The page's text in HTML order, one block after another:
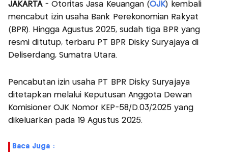
JAKARTA- Otoritas Jasa Keuangan (OJK) kembali
mencabut izin usaha Bank Perekonomian Rakyat
(BPR). Hingga Agustus 2025, sudah tiga BPR yang
resmi ditutup, terbaru PT BPR Disky Suryajaya di
Deliserdang, Sumatra Utara.
Pencabutan izin usaha PT BPR Disky Suryajaya
ditetapkan melalui Keputusan Anggota Dewan
Komisioner OJK Nomor KEP-58/D.03/2025 yang
dikeluarkan pada 19 Agustus 2025.
Baca Juga :